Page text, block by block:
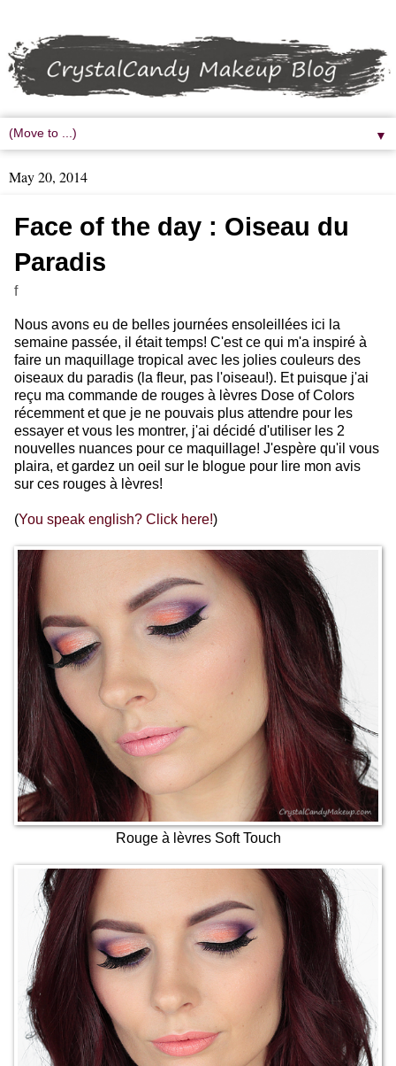
▼
May 20, 2014
Face of the day : Oiseau du
Paradis
f
Nous avons eu de belles journées ensoleillées ici la
semaine passée, il était temps! C'est ce qui m'a inspiré à
faire un maquillage tropical avec les jolies couleurs des
oiseaux du paradis (la fleur, pas l'oiseau!). Et puisque j'ai
reçu ma commande de rouges à lèvres Dose of Colors
récemment et que je ne pouvais plus attendre pour les
essayer et vous les montrer, j'ai décidé d'utiliser les 2
nouvelles nuances pour ce maquillage! J'espère qu'il vous
plaira, et gardez un oeil sur le blogue pour lire mon avis
sur ces rouges à lèvres!
(You speak english? Click here!)
Rouge à lèvres Soft Touch